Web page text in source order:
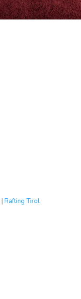
|Rafting Tirol